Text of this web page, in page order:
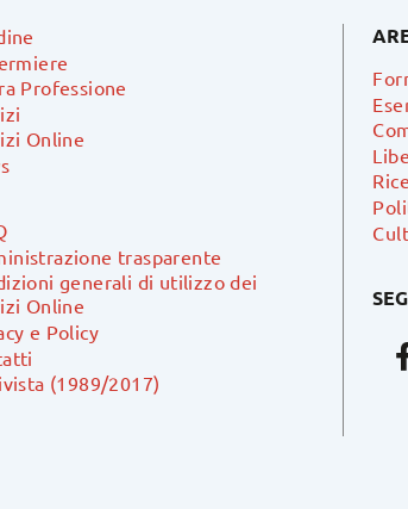
Professione
Online
trasparente
generali di utilizzo dei
Online
e Policy
(1989/2017)